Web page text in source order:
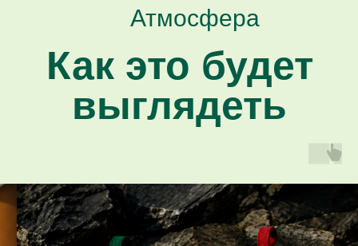
Атмосфера
Как это будет
выглядеть